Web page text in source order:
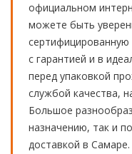
официальном
можете быть
с гарантией и в
перед упаковкой
службой качества,
Большое
назначению, так и
доставкой в